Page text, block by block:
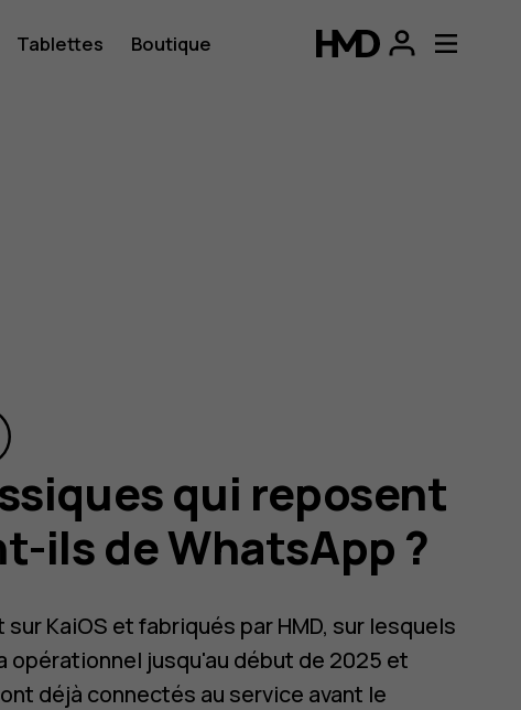
Tablettes Boutique
qui reposent
ils de WhatsApp ?
KaiOS et fabriqués par HMD, sur lesquels
jusqu'au début de 2025 et
déjà connectés au service avant le